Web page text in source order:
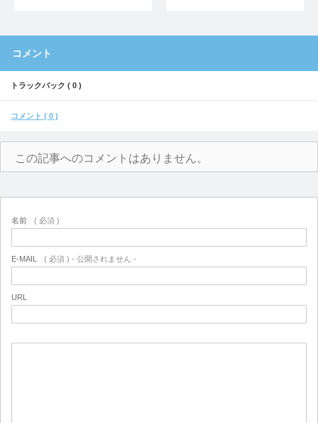
コメント
トラックバック ( 0 )
コメント ( 0 )
この記事へのコメントはありません。
名前 ( 必須 )
E-MAIL ( 必須 ) - 公開されません -
URL